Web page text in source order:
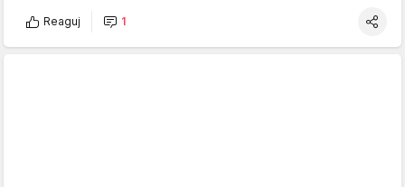
Reaguj 1